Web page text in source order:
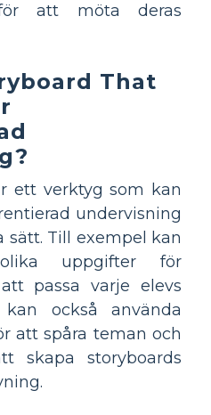
för att möta deras
That
ett verktyg som kan
undervisning
sätt. Till exempel kan
uppgifter för
passa varje elevs
också använda
att spåra teman och
skapa storyboards